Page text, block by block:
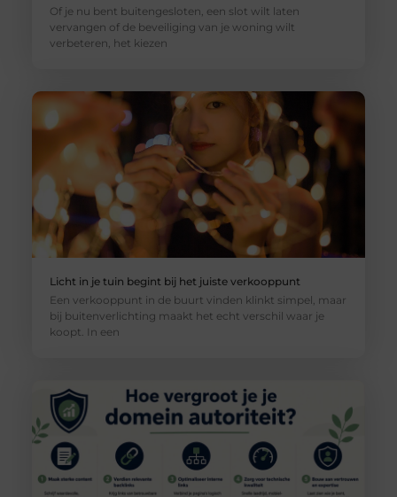
Of je nu bent buitengesloten, een slot wilt laten
vervangen of de beveiliging van je woning wilt
verbeteren, het kiezen
Licht in je tuin begint bij het juiste verkooppunt
Een verkooppunt in de buurt vinden klinkt simpel, maar
bij buitenverlichting maakt het echt verschil waar je
koopt. In een